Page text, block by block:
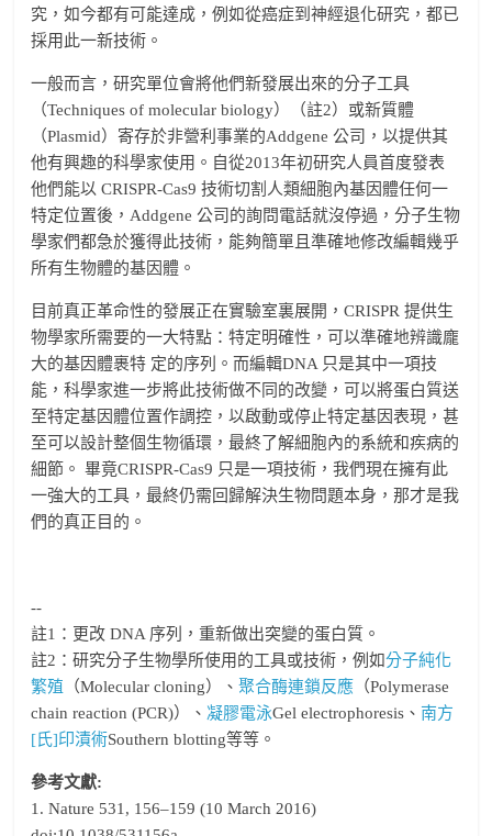
究，如今都有可能達成，例如從癌症到神經退化研究，都已
採用此一新技術。
一般而言，研究單位會將他們新發展出來的分子工具
（Techniques of molecular biology）（註2）或新質體
（Plasmid）寄存於非營利事業的Addgene 公司，以提供其
他有興趣的科學家使用。自從2013年初研究人員首度發表
他們能以 CRISPR-Cas9 技術切割人類細胞內基因體任何一
特定位置後，Addgene 公司的詢問電話就沒停過，分子生物
學家們都急於獲得此技術，能夠簡單且準確地修改編輯幾乎
所有生物體的基因體。
目前真正革命性的發展正在實驗室裏展開，CRISPR 提供生
物學家所需要的一大特點：特定明確性，可以準確地辨識龐
大的基因體裹特 定的序列。而編輯DNA 只是其中一項技
能，科學家進一步將此技術做不同的改變，可以將蛋白質送
至特定基因體位置作調控，以啟動或停止特定基因表現，甚
至可以設計整個生物循環，最終了解細胞內的系統和疾病的
細節。 畢竟CRISPR-Cas9 只是一項技術，我們現在擁有此
一強大的工具，最終仍需回歸解決生物問題本身，那才是我
們的真正目的。
--
註1：更改 DNA 序列，重新做出突變的蛋白質。
註2：研究分子生物學所使用的工具或技術，例如分子純化
繁殖 （Molecular cloning）、聚合酶連鎖反應 （Polymerase
chain reaction (PCR)）、 凝膠電泳Gel electrophoresis、 南方
[氏]印漬術Southern blotting等等。
參考文獻:
1. Nature 531, 156–159 (10 March 2016)